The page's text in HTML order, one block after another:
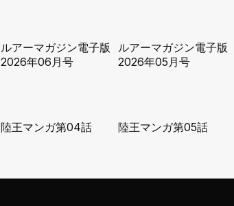
ルアーマガジン電子版
2026年06月号
ルアーマガジン電子版
2026年05月号
陸王マンガ第04話 陸王マンガ第05話